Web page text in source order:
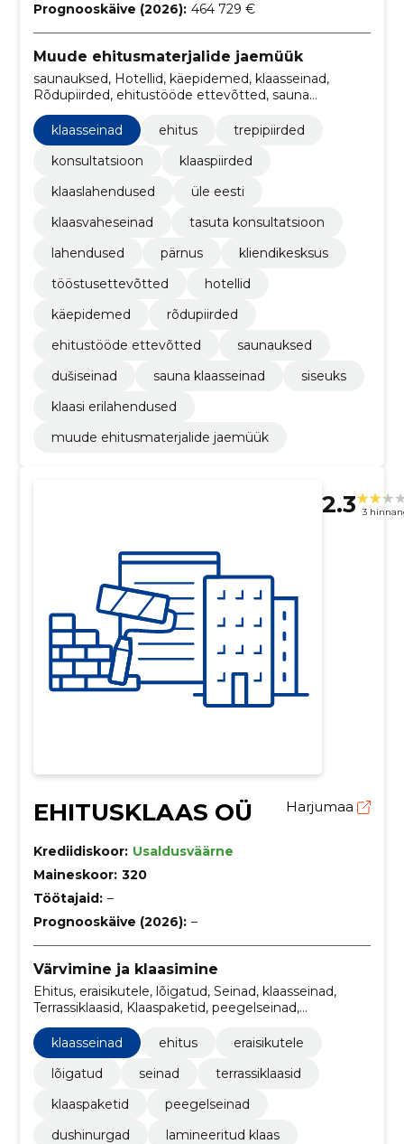
Prognooskäive (2026): 464 729 €
Muude ehitusmaterjalide jaemüük
saunauksed, Hotellid, käepidemed, klaasseinad,
Rõdupiirded, ehitustööde ettevõtted, sauna
klaasseinad, klaasi erilahendused, siseuks,
tööstusettevõtted
klaasseinad ehitus
trepipiirded
konsultatsioon
klaaspiirded
klaaslahendused
üle eesti
klaasvaheseinad
tasuta konsultatsioon
lahendused
pärnus
kliendikesksus
tööstusettevõtted
hotellid
käepidemed
rõdupiirded
ehitustööde ettevõtted
saunauksed
dušiseinad
sauna klaasseinad
siseuks
klaasi erilahendused
muude ehitusmaterjalide jaemüük
2.3 3
EHITUSKLAAS OÜ Harjumaa
Krediidiskoor: Usaldusväärne
Maineskoor: 320
Töötajaid: –
Prognooskäive (2026): –
Värvimine ja klaasimine
Ehitus, eraisikutele, lõigatud, Seinad, klaasseinad,
Terrassiklaasid, Klaaspaketid, peegelseinad,
Dushinurgad, Lamineeritud klaas
klaasseinad
ehitus
eraisikutele
lõigatud
seinad
terrassiklaasid
klaaspaketid
peegelseinad
dushinurgad
lamineeritud klaas